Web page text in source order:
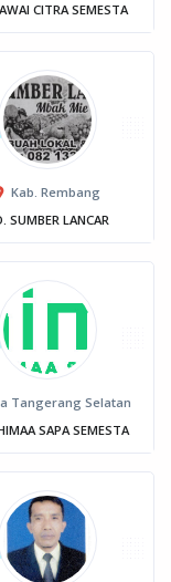
CITRA SEMESTA
Kab. Rembang
SUMBER LANCAR
Tangerang Selatan
SAPA SEMESTA